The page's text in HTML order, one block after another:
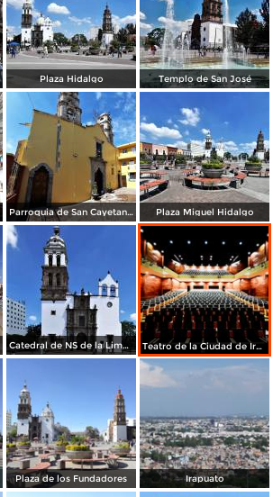
Plaza Hidalgo Templo de San José
Parroquia de San Cayetano Confesor Plaza Miguel Hidalgo
Catedral de NS de la Limpia Concepción de María Teatro de la Ciudad de Irapuato 2017 (JAR)
Plaza de los Fundadores Irapuato